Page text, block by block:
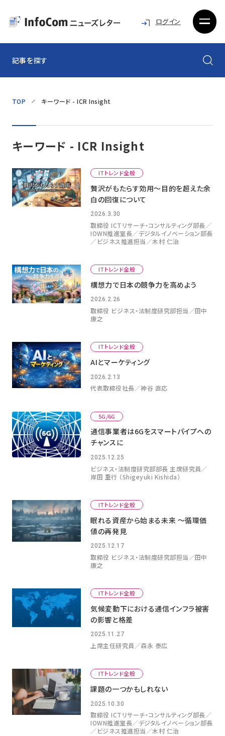
ログイン
記事を探す
TOP キーワード - ICR Insight
キーワード - ICR Insight
ITトレンド全般
贅沢がもたらす効用〜目的を超えた余
白の回復について
2026.3.30
取締役 ICTリサーチ・コンサルティング部⻑／
IOWN推進室⻑／デジタルイノベーション部⻑
／ビジネス推進担当／木村 仁治
ITトレンド全般
構想力で日本の競争力を高めよう
2026.2.26
取締役 ビジネス・法制度研究部担当／田中
康之
ITトレンド全般
AIとマーケティング
2026.2.13
代表取締役社長／神谷 直応
5G/6G
通信事業者は6Gをスマートパイプへの
チャンスに
2025.12.25
ビジネス・法制度研究部部長 主席研究員／
岸田 重行 （Shigeyuki Kishida）
ITトレンド全般
眠れる資産から始まる未来 ～循環価
値の再発見
2025.12.17
取締役 ビジネス・法制度研究部担当／田中
康之
ITトレンド全般
気候変動下における通信インフラ被害
の影響と格差
2025.11.27
上席主任研究員／森永 泰広
ITトレンド全般
課題の一つかもしれない
2025.10.30
取締役 ICTリサーチ・コンサルティング部⻑／
IOWN推進室⻑／デジタルイノベーション部⻑
／ビジネス推進担当／木村 仁治